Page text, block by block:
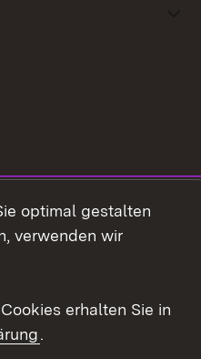
optimal gestalten
verwenden wir
erhalten Sie in
.